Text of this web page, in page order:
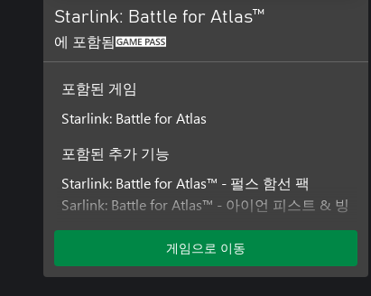
Starlink: Battle for Atlas™
에 포함됨
포함된 게임
Starlink: Battle for Atlas
포함된 추가 기능
Starlink: Battle for Atlas™ - 펄스 함선 팩
Sarlink: Battle for Atlas™ - 아이언 피스트 & 빙
결 광선 MK2 무기 팩
Starlink: Battle for Atlas™ - 크러셔 슈레더 &
Mk.2 무기 팩
게임으로 이동